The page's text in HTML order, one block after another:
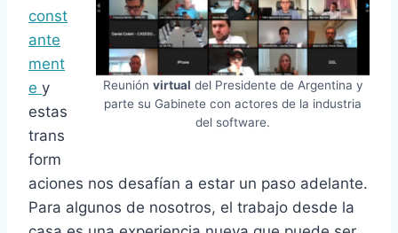
Reunión virtual del Presidente de Argentina y
parte su Gabinete con actores de la industria
del software.
const
ante
ment
e y
estas
trans
form
aciones nos desafían a estar un paso adelante.
Para algunos de nosotros, el trabajo desde la